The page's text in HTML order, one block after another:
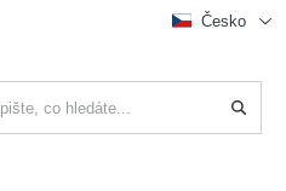
Česko